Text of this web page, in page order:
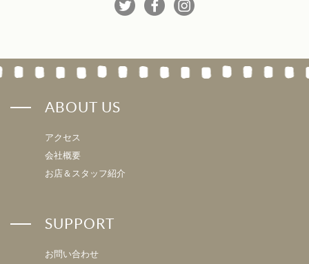
ABOUT US
アクセス
会社概要
お店＆スタッフ紹介
SUPPORT
お問い合わせ